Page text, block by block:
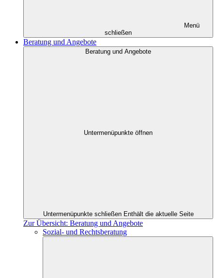
Menü
schließen
Beratung und Angebote
Beratung und Angebote
Untermenüpunkte öffnen
Untermenüpunkte schließen Enthält die aktuelle Seite
Zur Übersicht: Beratung und Angebote
Sozial- und Rechtsberatung